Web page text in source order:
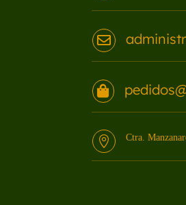


 Ctra.